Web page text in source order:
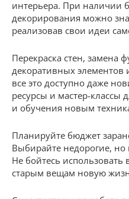
интерьера. При наличии
декорирования можно
реализовав свои идеи
Перекраска стен, замена
декоративных элементов
все это доступно даже
ресурсы и мастер-классы
и обучения новым
Планируйте бюджет
Выбирайте недорогие,
Не бойтесь использовать
старым вещам новую